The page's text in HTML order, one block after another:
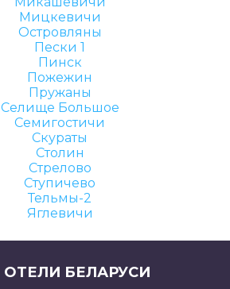
Мицкевичи
Островляны
Пески 1
Пинск
Пожежин
Пружаны
Селище Большое
Семигостичи
Скураты
Столин
Стрелово
Ступичево
Тельмы-2
Яглевичи
ОТЕЛИ БЕЛАРУСИ